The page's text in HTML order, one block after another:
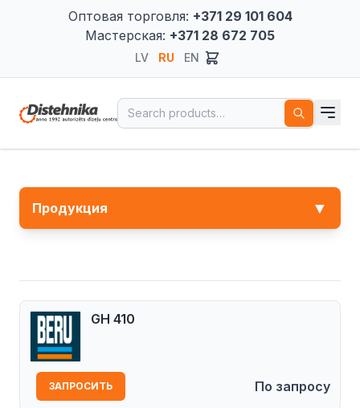
Оптовая торговля: +371 29 101 604
Мастерская: +371 28 672 705
LV RU EN
Search for:
Продукция ▼
GH 410
По запросу
ЗАПРОСИТЬ